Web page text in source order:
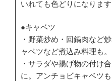
いれても色どりになります
●キャベツ
・野菜炒め・回鍋肉など
ャベツなど煮込み料理も。
・サラダや揚げ物の付け
に。アンチョビキャベツも